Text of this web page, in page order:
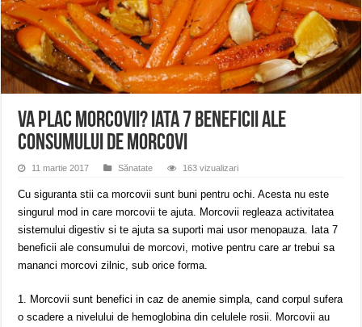
ANUNŢ OPRIRE APĂ în CARANSEBEȘ – 04.08.2026 – avarie – Calea
ANUNŢ OPRIRE APĂ în CARANSEBEȘ avarie
Va plac morcovii? Iata 7 beneficii ale
consumului de morcovi
11 martie 2017 Sănatate 163 vizualizari
Cu siguranta stii ca morcovii sunt buni pentru ochi. Acesta nu este
singurul mod in care morcovii te ajuta. Morcovii regleaza activitatea
sistemului digestiv si te ajuta sa suporti mai usor menopauza. Iata 7
beneficii ale consumului de morcovi, motive pentru care ar trebui sa
mananci morcovi zilnic, sub orice forma.
1. Morcovii sunt benefici in caz de anemie simpla, cand corpul sufera
o scadere a nivelului de hemoglobina din celulele rosii. Morcovii au